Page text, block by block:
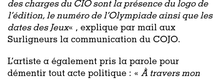
des charges du CIO sont la présence du logo de
l’édition, le numéro de l’Olympiade ainsi que les
dates des Jeux« , explique par mail aux
Surligneurs la communication du COJO.
L’artiste a également pris la parole pour
démentir tout acte politique : « À travers mon